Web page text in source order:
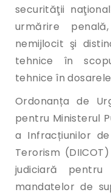
securităţii
urmărire
nemijlocit şi
tehnice în
tehnice în
Ordonanța de
pentru Ministerul
a Infracțiunilor
Terorism
judiciară
mandatelor de